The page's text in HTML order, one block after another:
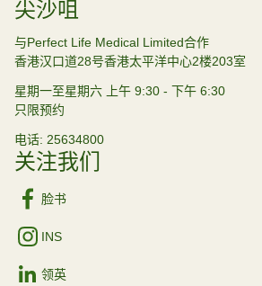
尖沙咀
与Perfect Life Medical Limited合作
香港汉口道28号香港太平洋中心2楼203室
星期一至星期六 上午 9:30 - 下午 6:30
只限预约
电话 25634800
关注我们
脸书
INS
领英